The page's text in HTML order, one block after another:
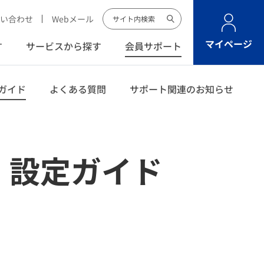
合わせ Webメール
サービスから探す 会員サポート マイページ
イド よくある質問 サポート関連のお知らせ
定ガイド